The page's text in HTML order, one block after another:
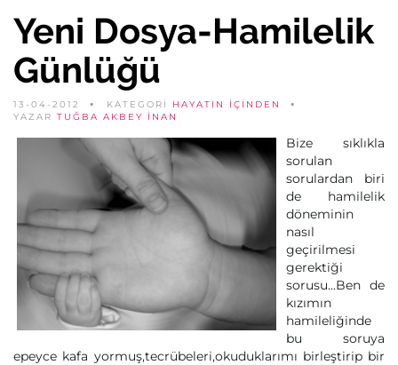
Yeni Dosya-Hamilelik
Günlüğü
13-04-2012 KATEGORİ HAYATIN İÇINDEN
YAZAR TUĞBA AKBEY İNAN
Bize sıklıkla
sorulan
sorulardan biri
de hamilelik
döneminin
nasıl
geçirilmesi
gerektiği
sorusu...Ben de
kızımın
hamileliğinde
bu soruya
epeyce kafa yormuş,tecrübeleri,okuduklarımı birleştirip bir